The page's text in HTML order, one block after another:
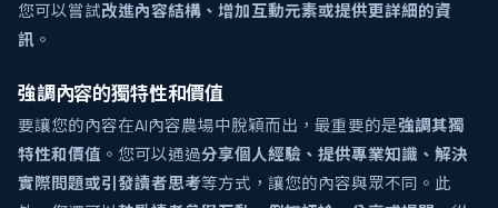
您可以嘗試改進內容結構、增加互動元素或提供更詳細的資
訊 。
強調內容的獨特性和價值
要讓您的內容在AI內容農場中脫穎而出，最重要的是強調其獨
特性和價值 。您可以通過分享個人經驗、提供專業知識、解決
實際問題或引發讀者思考等方式，讓您的內容與眾不同。此